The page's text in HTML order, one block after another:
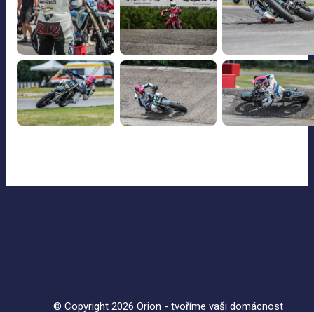
© Copyright 2026 Orion - tvoříme vaši domácnost